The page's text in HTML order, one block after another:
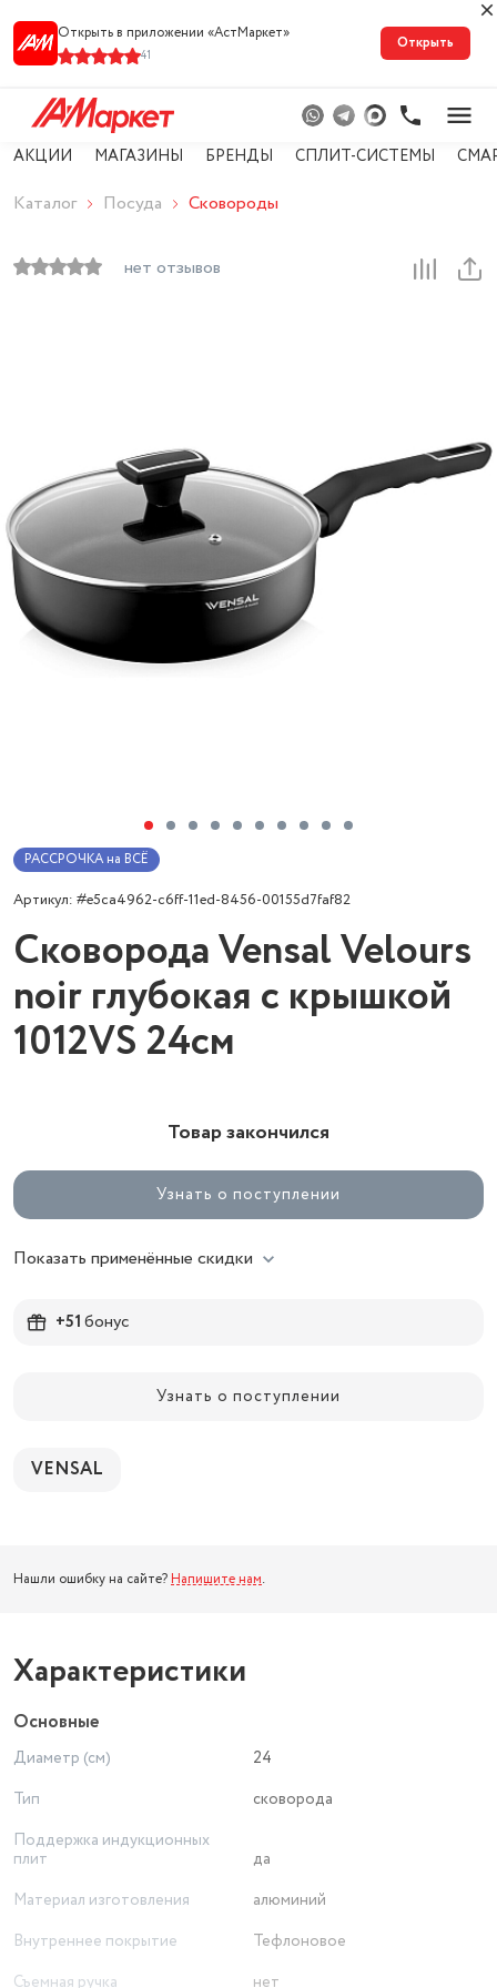
Открыть в приложении «АстМарке‪т‬»
41
Открыть
АКЦИИ МАГАЗИНЫ БРЕНДЫ СПЛИТ-СИСТЕМЫ
Каталог Посуда Сковороды
нет отзывов
РАССРОЧКА на ВСЁ
Артикул: #e5ca4962-c6ff-11ed-8456-00155d7faf82
Сковорода Vensal Velours
noir глубокая с крышкой
1012VS 24см
Товар закончился
Узнать о поступлении
Показать применённые скидки
+51бонус
Узнать о поступлении
VENSAL
Нашли ошибку на сайте? Напишите нам.
Характеристики
Основные
Диаметр (см)
24
Тип
сковорода
Поддержка индукционных
плит
да
Материал изготовления
алюминий
Внутреннее покрытие
Тефлоновое
Съемная ручка
нет